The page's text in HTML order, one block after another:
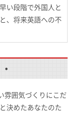
い段階で外国人と
、将来英語への不
雰囲気づくりにこだ
決めたあなたのた